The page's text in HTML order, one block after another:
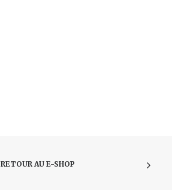
RETOUR AU E-SHOP